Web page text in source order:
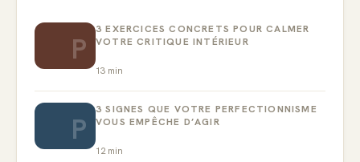
P
3 EXERCICES CONCRETS POUR CALMER
VOTRE CRITIQUE INTÉRIEUR
13 min
P
3 SIGNES QUE VOTRE PERFECTIONNISME
VOUS EMPÊCHE D’AGIR
12min